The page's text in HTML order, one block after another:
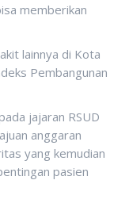
memberikan
lainnya di Kota
Pembangunan
jajaran RSUD
anggaran
yang kemudian
pasien